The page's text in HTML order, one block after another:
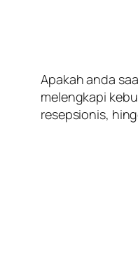
Apakah anda
melengkapi
resepsionis,